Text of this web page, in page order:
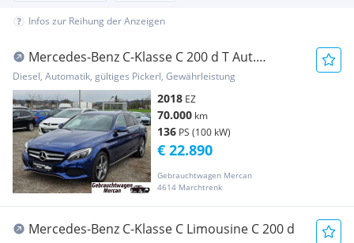
Infos zur Reihung der Anzeigen
Mercedes-Benz C-Klasse C 200 d T Aut.
Limousine
Diesel, Automatik, gültiges Pickerl, Gewährleistung
2018 EZ
70.000 km
136 PS (100 kW)
Gebrauchtwagen Mercan
4614 Marchtrenk
€ 22.890
Mercedes-Benz C-Klasse C Limousine C 200 d